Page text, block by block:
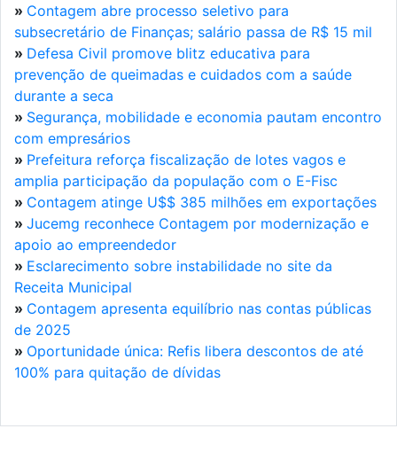
» Contagem abre processo seletivo para
subsecretário de Finanças; salário passa de R$ 15 mil
» Defesa Civil promove blitz educativa para
prevenção de queimadas e cuidados com a saúde
durante a seca
» Segurança, mobilidade e economia pautam encontro
com empresários
» Prefeitura reforça fiscalização de lotes vagos e
amplia participação da população com o E-Fisc
» Contagem atinge U$$ 385 milhões em exportações
» Jucemg reconhece Contagem por modernização e
apoio ao empreendedor
» Esclarecimento sobre instabilidade no site da
Receita Municipal
» Contagem apresenta equilíbrio nas contas públicas
de 2025
» Oportunidade única: Refis libera descontos de até
100% para quitação de dívidas